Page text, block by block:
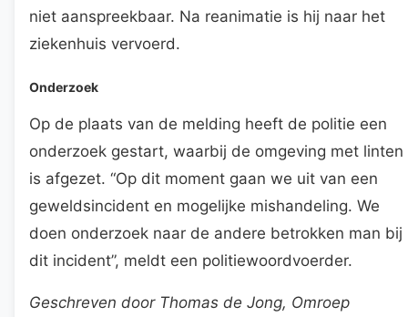
niet aanspreekbaar. Na reanimatie is hij naar het
ziekenhuis vervoerd.
Onderzoek
Op de plaats van de melding heeft de politie een
onderzoek gestart, waarbij de omgeving met linten
is afgezet. “Op dit moment gaan we uit van een
geweldsincident en mogelijke mishandeling. We
doen onderzoek naar de andere betrokken man bij
dit incident”, meldt een politiewoordvoerder.
Geschreven door Thomas de Jong, Omroep